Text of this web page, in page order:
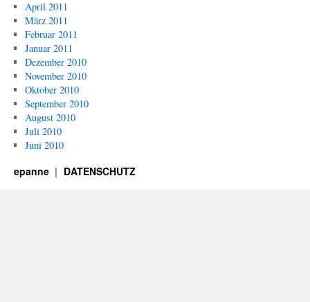
April 2011
März 2011
Februar 2011
Januar 2011
Dezember 2010
November 2010
Oktober 2010
September 2010
August 2010
Juli 2010
Juni 2010
epanne DATENSCHUTZ